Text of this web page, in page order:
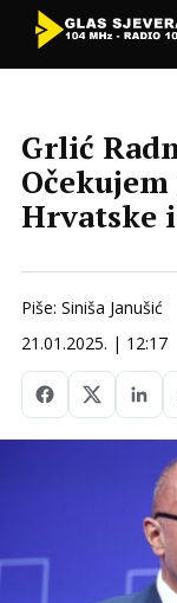
Grlić
Hrvatske
Piše: Siniša Janušić
21.01.2025. | 12:17